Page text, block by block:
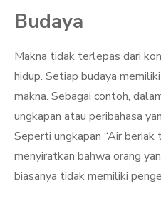
Budaya
Makna tidak terlepas dari
hidup. Setiap budaya
makna. Sebagai contoh,
ungkapan atau peribahasa
Seperti ungkapan “Air beriak
menyiratkan bahwa orang
biasanya tidak memiliki